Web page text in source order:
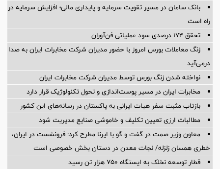
بانک سامان در مسیر تقویت سرمایه و پایداری مالی؛ افزایش سرمایه در
راه است
تحقق ۱۷۴ درصدی سود عملیاتی فن‌آوران
زنگ معاملات بورس امروز با حضور مدیران شرکت مخابرات ایران به صدا
درمی‌آید
نواخته شدن زنگ بورس توسط مدیران شرکت مخابرات ایران
مخابرات ایران در مسیر پوست‌اندازی و تحول تکنولوژیک قرار دارد
بازتاب مثبت سفر هیات ایرانی به پاکستان در رسانه‌های این کشور
مطالبات ارزی تعیین تکلیف و خاموشی صنایع مدیریت شود
معاون وزیر صمت در گفت و گو با ایرنا مطرح کرد: فرونشست در ایران،
خطری همسان زلزله/ نجات معدن در دستان بخش خصوصی است
قطار توسعه نخلک به ایستگاه ۷۵۰ هزار تن رسید